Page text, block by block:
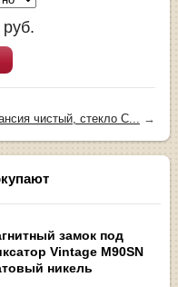
руб.
чистый, стекло С... →
замок под
Vintage M90SN
никель